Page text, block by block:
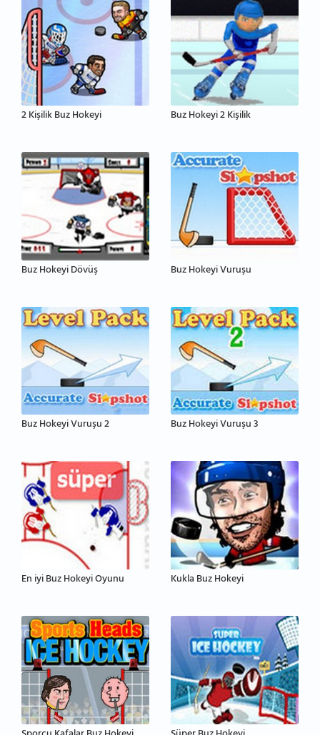
2 Kişilik Buz Hokeyi Buz Hokeyi 2 Kişilik
Buz Hokeyi Dövüş Buz Hokeyi Vuruşu
Buz Hokeyi Vuruşu 2 Buz Hokeyi Vuruşu 3
En iyi Buz Hokeyi Oyunu Kukla Buz Hokeyi